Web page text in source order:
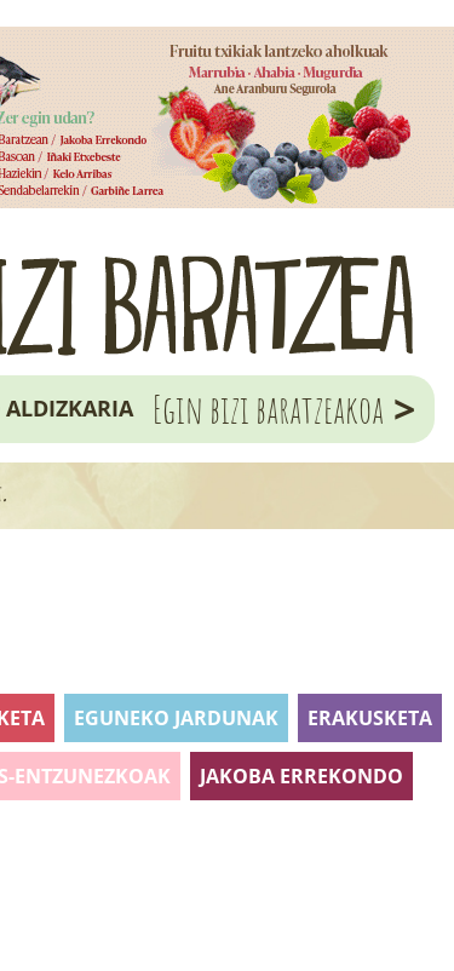
ALDIZKARIA Egin bizi baratzeakoa >
EGUNEKO JARDUNAK ERAKUSKETA
ENTZUNEZKOAK JAKOBA ERREKONDO